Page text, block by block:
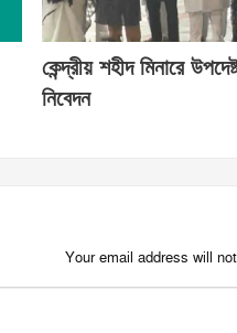
কেন্দ্রীয় শহীদ মিনারে
নিবেদন
Your email address will